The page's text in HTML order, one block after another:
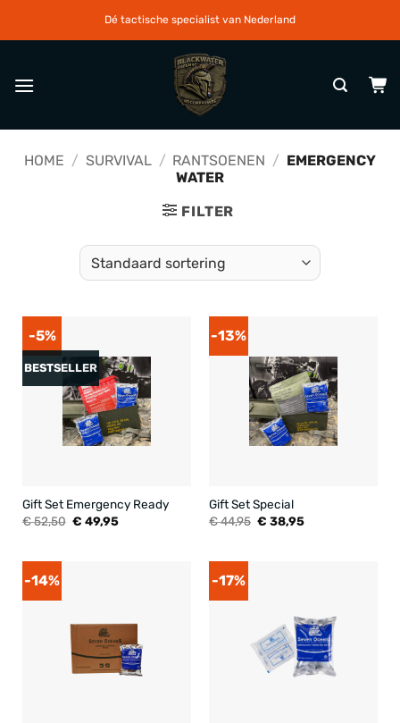
Dé tactische specialist van Nederland
HOME / SURVIVAL / RANTSOENEN / EMERGENCY
WATER
FILTER
-5%
BESTSELLER
Gift Set Emergency Ready
€52,50 Oorspronkelijke
€ 49,95Huidige
-13%
Gift Set Special
€44,95 Oorspronkelijke
€ 38,95Huidige
-14% -17%